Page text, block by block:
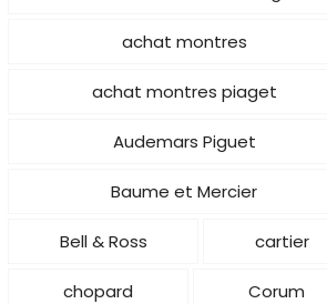
achat montres
achat montres piaget
Audemars Piguet
Baume et Mercier
Bell & Ross cartier
chopard Corum